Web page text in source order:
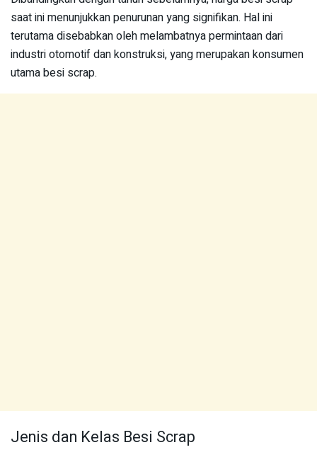
saat ini menunjukkan penurunan yang signifikan. Hal ini
terutama disebabkan oleh melambatnya permintaan dari
industri otomotif dan konstruksi, yang merupakan konsumen
utama besi scrap.
Jenis dan Kelas Besi Scrap